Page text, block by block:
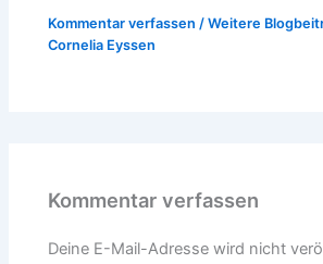
Kommentar verfassen /Weitere
Cornelia Eyssen
Kommentar verfassen
Deine E-Mail-Adresse wird nicht